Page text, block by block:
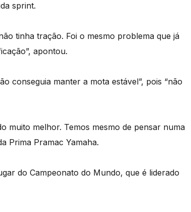
sprint.
tinha tração. Foi o mesmo problema que já
apontou.
conseguia manter a mota estável”, pois “não
muito melhor. Temos mesmo de pensar numa
Prima Pramac Yamaha.
do Campeonato do Mundo, que é liderado